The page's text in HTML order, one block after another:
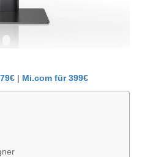
| Mi.com für 399€